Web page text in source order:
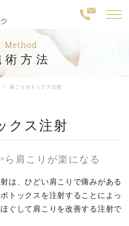
Method
術方法
肩こりボトックス注射
クス注射
ら肩こりが楽になる
は、ひどい肩こりで痛みがある
トックスを注射することによっ
ぐして肩こりを改善する注射で